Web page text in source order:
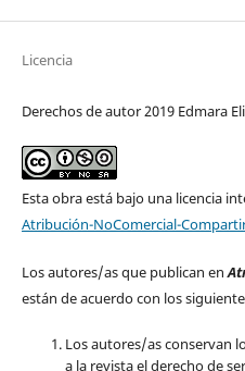
Licencia
Derechos de autor 2019 Edmara
Esta obra está bajo una licencia
Atribución-NoComercial-
Los autores/as que publican en
están de acuerdo con los
Los autores/as conservan
a la revista el derecho de